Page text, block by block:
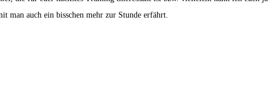
man auch ein bisschen mehr zur Stunde erfährt.